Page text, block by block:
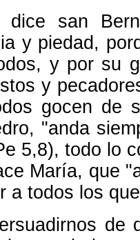
dice san
y piedad,
y por su
y
gocen de
"anda
5,8), todo lo
María, que
a todos los